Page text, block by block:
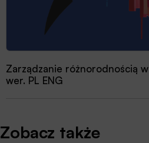
Zarządzanie różnorodnością
wer. PL ENG
Zobacz także